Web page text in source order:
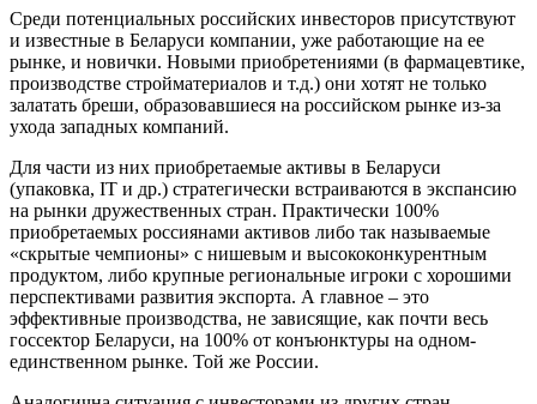
Среди потенциальных российских инвесторов присутствуют
и известные в Беларуси компании, уже работающие на ее
рынке, и новички. Новыми приобретениями (в фармацевтике,
производстве стройматериалов и т.д.) они хотят не только
залатать бреши, образовавшиеся на российском рынке из-за
ухода западных компаний.
Для части из них приобретаемые активы в Беларуси
(упаковка, IT и др.) стратегически встраиваются в экспансию
на рынки дружественных стран. Практически 100%
приобретаемых россиянами активов либо так называемые
«скрытые чемпионы» с нишевым и высококонкурентным
продуктом, либо крупные региональные игроки с хорошими
перспективами развития экспорта. А главное – это
эффективные производства, не зависящие, как почти весь
госсектор Беларуси, на 100% от конъюнктуры на одном-
единственном рынке. Той же России.